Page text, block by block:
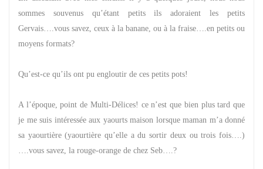
sommes souvenus qu’étant petits ils adoraient les petits
Gervais….vous savez, ceux à la banane, ou à la fraise….en petits ou
moyens formats?
Qu’est-ce qu’ils ont pu engloutir de ces petits pots!
A l’époque, point de Multi-Délices! ce n’est que bien plus tard que
je me suis intéressée aux yaourts maison lorsque maman m’a donné
sa yaourtière (yaourtière qu’elle a du sortir deux ou trois fois….)
….vous savez, la rouge-orange de chez Seb….?